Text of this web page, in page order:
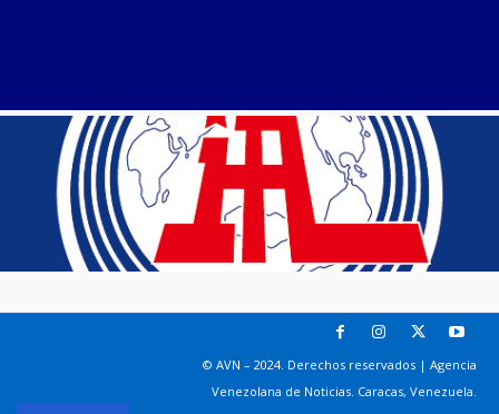
© AVN – 2024. Derechos reservados | Agencia
Venezolana de Noticias. Caracas, Venezuela.